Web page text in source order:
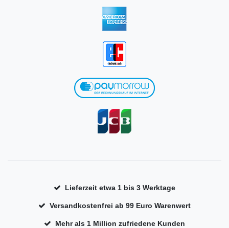
Lieferzeit etwa 1 bis 3 Werktage
Versandkostenfrei ab 99 Euro Warenwert
Mehr als 1 Million zufriedene Kunden